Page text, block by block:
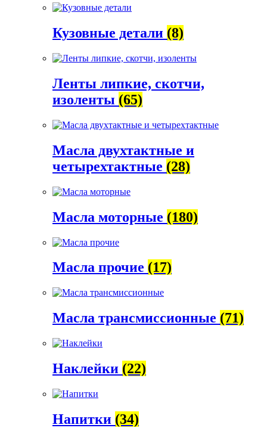
Кузовные детали (8)
Ленты липкие, скотчи,
изоленты (65)
Масла двухтактные и
четырехтактные (28)
Масла моторные (180)
Масла прочие (17)
Масла трансмиссионные (71)
Наклейки (22)
Напитки (34)